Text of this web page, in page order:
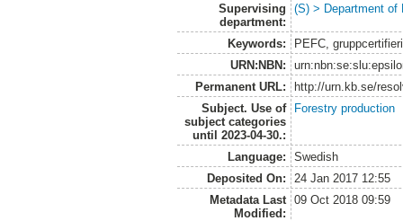
Supervising
department:
(S) > Department of
Keywords:
PEFC,
URN:NBN:
Permanent URL:
http://urn.kb.se/
Subject. Use of
subject categories
until 2023-04-30.:
Forestry production
Language:
Swedish
Deposited On:
24 Jan 2017 12:55
Metadata Last
Modified:
09 Oct 2018 09:59